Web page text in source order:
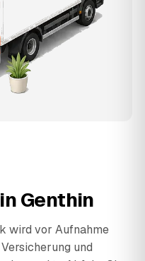
Genthin
wird vor Aufnahme
und